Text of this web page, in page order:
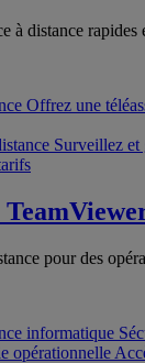
à distance rapides
Offrez une
Surveillez et
pour des
informatique
opérationnelle